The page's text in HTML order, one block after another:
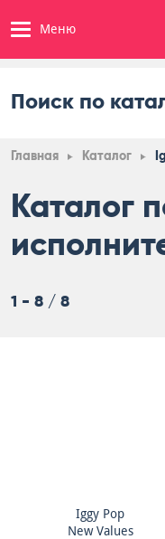
Меню
Поиск по
Главная Каталог
Каталог
1 - 8 / 8
Iggy Pop
New Values